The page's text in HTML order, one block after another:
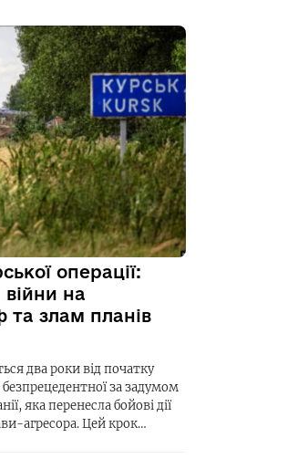
операції:
на
та злам планів
два роки від початку
за задумом
яка перенесла бойові дії
агресора. Цей крок…